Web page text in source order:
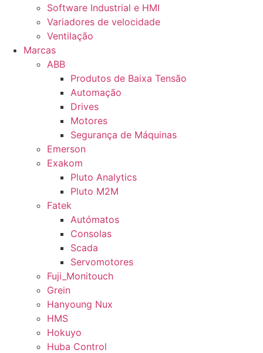
Software Industrial e HMI
Variadores de velocidade
Ventilação
Marcas
ABB
Produtos de Baixa Tensão
Automação
Drives
Motores
Segurança de Máquinas
Emerson
Exakom
Pluto Analytics
Pluto M2M
Fatek
Autómatos
Consolas
Scada
Servomotores
Fuji_Monitouch
Grein
Hanyoung Nux
HMS
Hokuyo
Huba Control